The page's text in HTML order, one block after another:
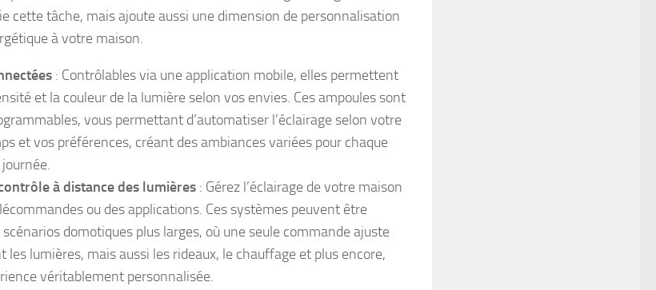
cette tâche, mais ajoute aussi une dimension de personnalisation
à votre maison.
: Contrôlables via une application mobile, elles permettent
et la couleur de la lumière selon vos envies. Ces ampoules sont
vous permettant d’automatiser l’éclairage selon votre
et vos préférences, créant des ambiances variées pour chaque
à distance des lumières : Gérez l’éclairage de votre maison
ou des applications. Ces systèmes peuvent être
domotiques plus larges, où une seule commande ajuste
les lumières, mais aussi les rideaux, le chauffage et plus encore,
véritablement personnalisée.